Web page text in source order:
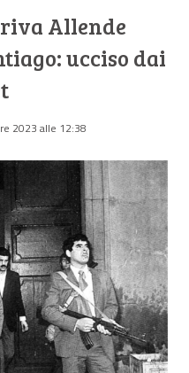
Allende
ucciso dai
2023 alle 12:38